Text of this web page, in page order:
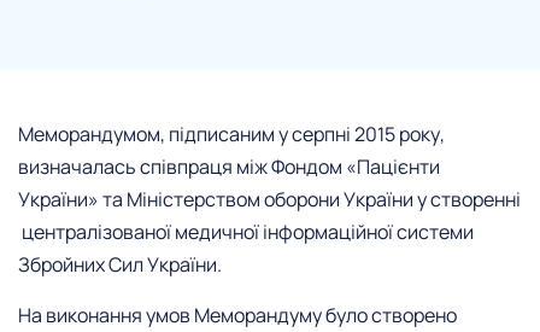
Меморандумом, підписаним у серпні 2015 року,
визначалась співпраця між Фондом «Пацієнти
України» та Міністерством оборони України у створенні
централізованої медичної інформаційної системи
Збройних Сил України.
На виконання умов Меморандуму було створено